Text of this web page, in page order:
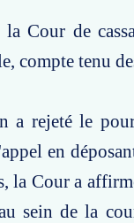
la Cour de
compte tenu
a rejeté le
en
la Cour a
sein de la